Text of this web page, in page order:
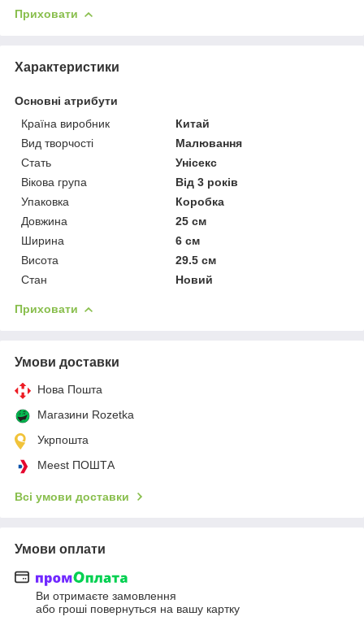
Приховати
Характеристики
Основні атрибути
Країна виробник
Китай
Вид творчості
Малювання
Стать
Унісекс
Вікова група
Від 3 років
Упаковка
Коробка
Довжина
25 см
Ширина
6 см
Висота
29.5 см
Стан
Новий
Приховати
Умови доставки
Нова Пошта
Магазини Rozetka
Укрпошта
Meest ПОШТА
Всі умови доставки
Умови оплати
Ви отримаєте замовлення
або гроші повернуться на вашу картку